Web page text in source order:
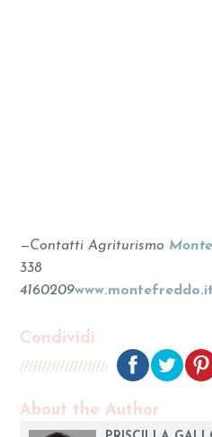
—Contatti Agriturismo
338
4160209www.montefreddo.it
Condividi
About the Author